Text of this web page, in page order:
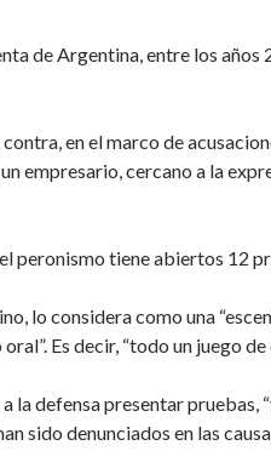
de Argentina, entre los
en el marco de
empresario, cercano a la
peronismo tiene abiertos 12
lo considera como una
Es decir, “todo un juego
la defensa presentar
sido denunciados en las